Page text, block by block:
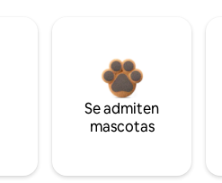
Se admiten
mascotas